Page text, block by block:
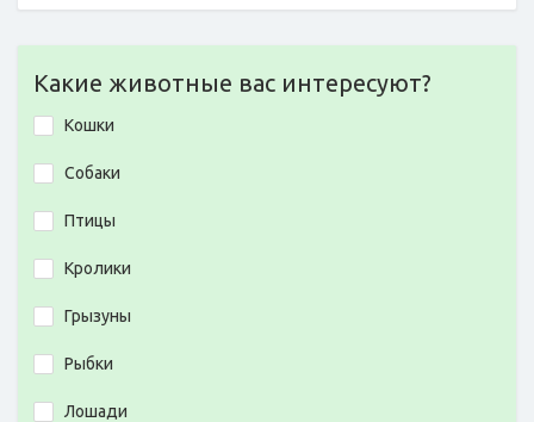
Какие животные вас интересуют?
Кошки
Собаки
Птицы
Кролики
Грызуны
Рыбки
Лошади